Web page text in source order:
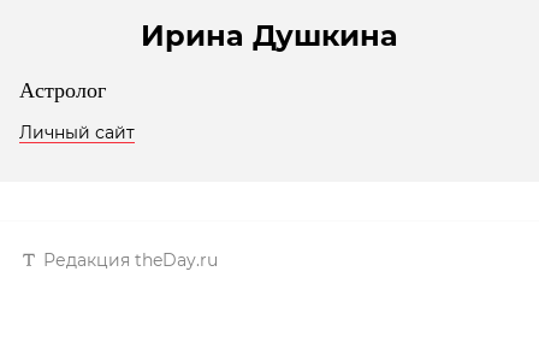
Ирина Душкина
Астролог
Личный сайт
Редакция theDay.ru